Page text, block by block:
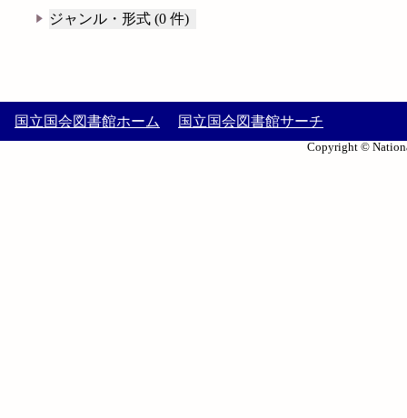
ジャンル・形式 (0 件)
国立国会図書館ホーム 国立国会図書館サーチ
Copyright ©